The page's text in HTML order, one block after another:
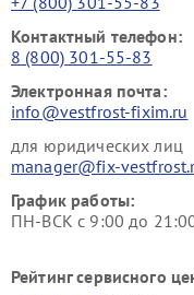
Контактный телефон:
8 (800) 301-55-83
Электронная почта:
info@vestfrost-fixim.ru
для юридических лиц
manager@fix-
График работы:
ПН-ВСК с 9:00 до
Рейтинг сервисного